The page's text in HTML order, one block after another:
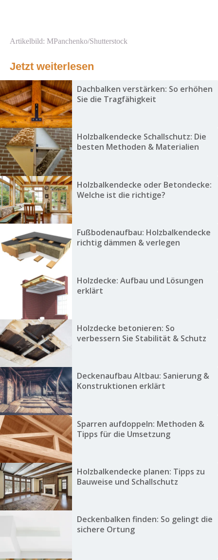
Artikelbild: MPanchenko/Shutterstock
Jetzt weiterlesen
Dachbalken verstärken: So erhöhen
Sie die Tragfähigkeit
Holzbalkendecke Schallschutz: Die
besten Methoden & Materialien
Holzbalkendecke oder Betondecke:
Welche ist die richtige?
Fußbodenaufbau: Holzbalkendecke
richtig dämmen & verlegen
Holzdecke: Aufbau und Lösungen
erklärt
Holzdecke betonieren: So
verbessern Sie Stabilität & Schutz
Deckenaufbau Altbau: Sanierung &
Konstruktionen erklärt
Sparren aufdoppeln: Methoden &
Tipps für die Umsetzung
Holzbalkendecke planen: Tipps zu
Bauweise und Schallschutz
Deckenbalken finden: So gelingt die
sichere Ortung